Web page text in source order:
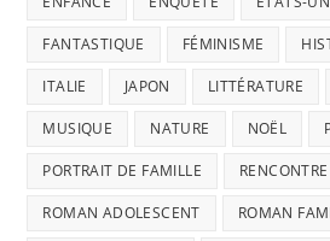
FANTASTIQUE FÉMINISME
ITALIE JAPON LITTÉRATURE
MUSIQUE NATURE NOËL
PORTRAIT DE FAMILLE RENCONTRE
ROMAN ADOLESCENT ROMAN